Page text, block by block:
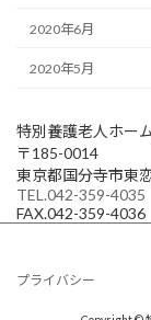
2020年6月
2020年5月
特別養護老人ホー
〒185-0014
東京都国分寺市東
TEL.042-359-4035
FAX.042-359-4036
プライバシー